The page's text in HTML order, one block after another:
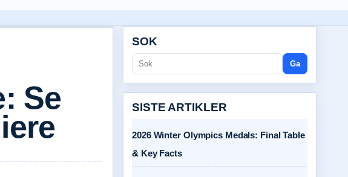
Se
SOK
Ga
SISTE ARTIKLER
2026 Winter Olympics Medals: Final Table
& Key Facts